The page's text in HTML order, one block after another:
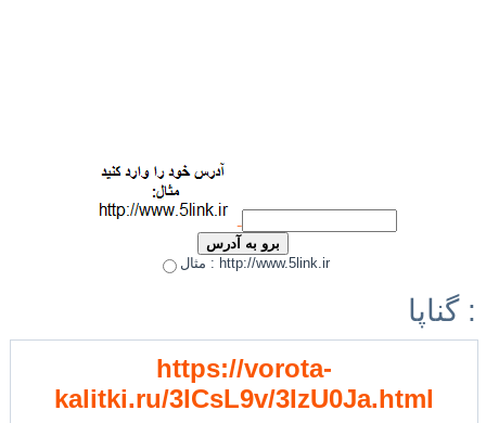
مثال : http://www.5link.ir
گناپا :
https://vorota-
kalitki.ru/3lCsL9v/3IzU0Ja.html